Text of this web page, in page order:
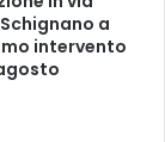
a
intervento